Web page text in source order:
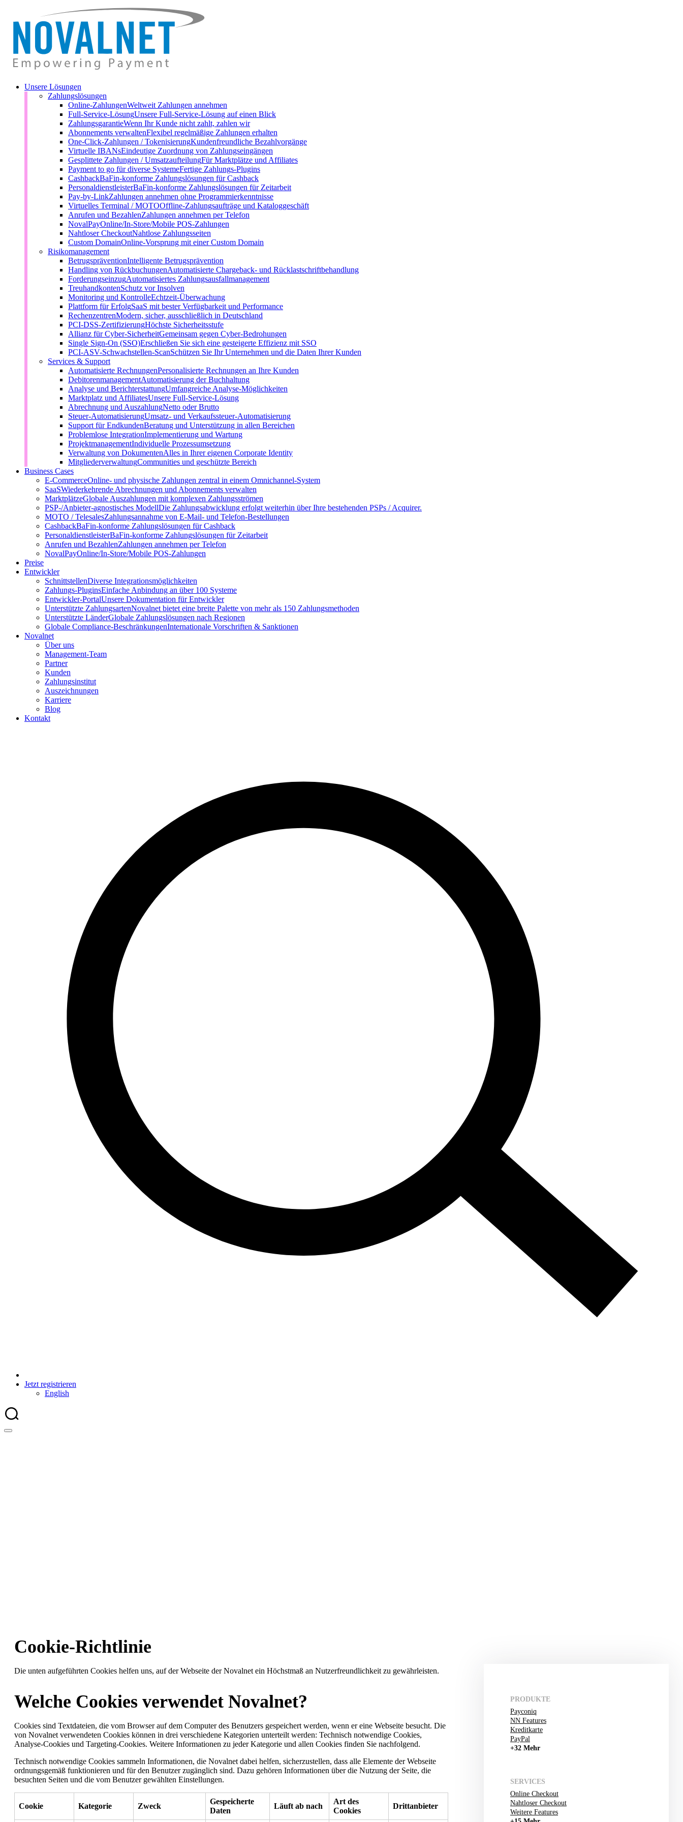
Unsere Lösungen
Zahlungslösungen
Online-ZahlungenWeltweit Zahlungen annehmen
Full-Service-LösungUnsere Full-Service-Lösung auf einen Blick
ZahlungsgarantieWenn Ihr Kunde nicht zahlt, zahlen wir
Abonnements verwaltenFlexibel regelmäßige Zahlungen erhalten
One-Click-Zahlungen / TokenisierungKundenfreundliche Bezahlvorgänge
Virtuelle IBANsEindeutige Zuordnung von Zahlungseingängen
Gesplittete Zahlungen / UmsatzaufteilungFür Marktplätze und Affiliates
Payment to go für diverse SystemeFertige Zahlungs-Plugins
CashbackBaFin-konforme Zahlungslösungen für Cashback
PersonaldienstleisterBaFin-konforme Zahlungslösungen für Zeitarbeit
Pay-by-LinkZahlungen annehmen ohne Programmierkenntnisse
Virtuelles Terminal / MOTOOffline-Zahlungsaufträge und Kataloggeschäft
Anrufen und BezahlenZahlungen annehmen per Telefon
NovalPayOnline/In-Store/Mobile POS-Zahlungen
Nahtloser CheckoutNahtlose Zahlungsseiten
Custom DomainOnline-Vorsprung mit einer Custom Domain
Risikomanagement
BetrugspräventionIntelligente Betrugsprävention
Handling von RückbuchungenAutomatisierte Chargeback- und Rücklastschriftbehandlung
ForderungseinzugAutomatisiertes Zahlungsausfallmanagement
TreuhandkontenSchutz vor Insolven
Monitoring und KontrolleEchtzeit-Überwachung
Plattform für ErfolgSaaS mit bester Verfügbarkeit und Performance
RechenzentrenModern, sicher, ausschließlich in Deutschland
PCI-DSS-ZertifizierungHöchste Sicherheitsstufe
Allianz für Cyber-SicherheitGemeinsam gegen Cyber-Bedrohungen
Single Sign-On (SSO)Erschließen Sie sich eine gesteigerte Effizienz mit SSO
PCI-ASV-Schwachstellen-ScanSchützen Sie Ihr Unternehmen und die Daten Ihrer Kunden
Services & Support
Automatisierte RechnungenPersonalisierte Rechnungen an Ihre Kunden
DebitorenmanagementAutomatisierung der Buchhaltung
Analyse und BerichterstattungUmfangreiche Analyse-Möglichkeiten
Marktplatz und AffiliatesUnsere Full-Service-Lösung
Abrechnung und AuszahlungNetto oder Brutto
Steuer-AutomatisierungUmsatz- und Verkaufssteuer-Automatisierung
Support für EndkundenBeratung und Unterstützung in allen Bereichen
Problemlose IntegrationImplementierung und Wartung
ProjektmanagementIndividuelle Prozessumsetzung
Verwaltung von DokumentenAlles in Ihrer eigenen Corporate Identity
MitgliederverwaltungCommunities und geschützte Bereich
Business Cases
E-CommerceOnline- und physische Zahlungen zentral in einem Omnichannel-System
SaaSWiederkehrende Abrechnungen und Abonnements verwalten
MarktplätzeGlobale Auszahlungen mit komplexen Zahlungsströmen
PSP-/Anbieter‑agnostisches ModellDie Zahlungsabwicklung erfolgt weiterhin über Ihre bestehenden PSPs / Acquirer.
MOTO / TelesalesZahlungsannahme von E-Mail- und Telefon-Bestellungen
CashbackBaFin-konforme Zahlungslösungen für Cashback
PersonaldienstleisterBaFin-konforme Zahlungslösungen für Zeitarbeit
Anrufen und BezahlenZahlungen annehmen per Telefon
NovalPayOnline/In-Store/Mobile POS-Zahlungen
Preise
Entwickler
SchnittstellenDiverse Integrationsmöglichkeiten
Zahlungs-PluginsEinfache Anbindung an über 100 Systeme
Entwickler-PortalUnsere Dokumentation für Entwickler
Unterstützte ZahlungsartenNovalnet bietet eine breite Palette von mehr als 150 Zahlungsmethoden
Unterstützte LänderGlobale Zahlungslösungen nach Regionen
Globale Compliance-BeschränkungenInternationale Vorschriften & Sanktionen
Novalnet
Über uns
Management-Team
Partner
Kunden
Zahlungsinstitut
Auszeichnungen
Karriere
Blog
Kontakt
Jetzt registrieren
English
Cookie-Richtlinie
Die unten aufgeführten Cookies helfen uns, auf der Webseite der Novalnet ein Höchstmaß an Nutzerfreundlichkeit zu gewährleisten.
Welche Cookies verwendet Novalnet?
Cookies sind Textdateien, die vom Browser auf dem Computer des Benutzers gespeichert werden, wenn er eine Webseite besucht. Die
von Novalnet verwendeten Cookies können in drei verschiedene Kategorien unterteilt werden: Technisch notwendige Cookies,
Analyse-Cookies und Targeting-Cookies. Weitere Informationen zu jeder Kategorie und allen Cookies finden Sie nachfolgend.
Technisch notwendige Cookies sammeln Informationen, die Novalnet dabei helfen, sicherzustellen, dass alle Elemente der Webseite
ordnungsgemäß funktionieren und für den Benutzer zugänglich sind. Dazu gehören Informationen über die Nutzung der Seite, die
besuchten Seiten und die vom Benutzer gewählten Einstellungen.
Cookie Kategorie Zweck
Gespeicherte
Daten
Läuft ab nach
Art des
Cookies
Drittanbieter
PRODUKTE
Payconiq
NN Features
Kreditkarte
PayPal
+32 Mehr
SERVICES
Online Checkout
Nahtloser Checkout
Weitere Features